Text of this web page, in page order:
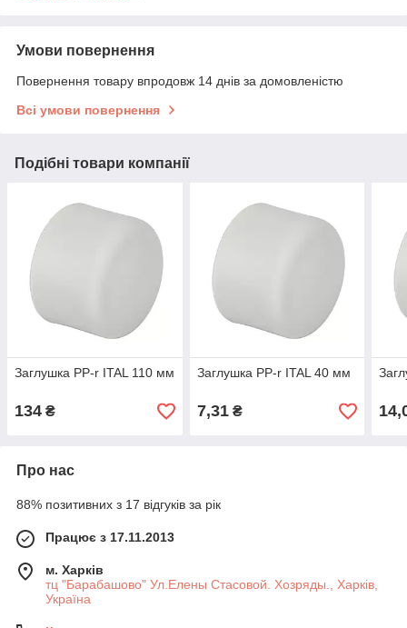
Умови повернення
Повернення товару впродовж 14 днів за домовленістю
Всі умови повернення
Подібні товари компанії
Заглушка PP-r ITAL 110 мм
134 ₴
Заглушка PP-r ITAL 40 мм
7,31₴
Про нас
88% позитивних з 17 відгуків за рік
Працює з 17.11.2013
м. Харків
тц "Барабашово" Ул.Елены Стасовой. Хозряды., Харків,
Україна